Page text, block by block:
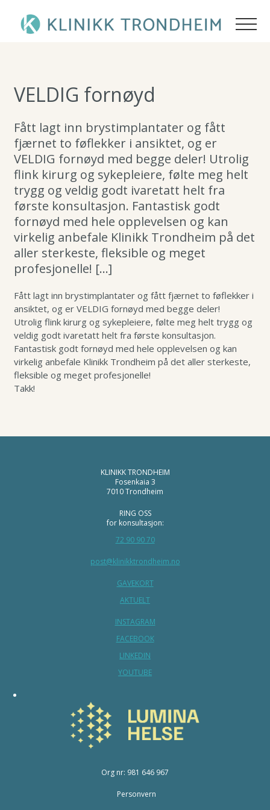
Armplastikk Brystreduksjon
Gynekomasti Øreplastikk
Arrkorreksjon Bukplastikk
Lårplastikk Øyelokk
Brystforstørring Fettransplantasjon
Leppeløft
Brystforstørring eget fettFettsuging
Lipødem Svettebehandling
Lipødem
Kosmetisk/ Hud
ØNH
Priser
Om oss
Kontakt
Nanofett stamceller
Armplastikk
Brystreduksjon
Gynekomasti
Øreplastikk
Arrkorreksjon
Bukplastikk
Lårplastikk
Brystforstørring
Fettransplantasjon
Leppeløft
Småkirurgi
Sculptra
DermaPen 4
Kjemisk peeling
Restylane
Fraksjonert CO2 laser
Polynukleotider
Rosacea
Skinboosters
Pigmenteringer
Rynkebehandling
Se mer
VELDIG fornøyd
Fått lagt inn brystimplantater og fått
fjærnet to føflekker i ansiktet, og er
VELDIG fornøyd med begge deler! Utrolig
flink kirurg og sykepleiere, følte meg helt
trygg og veldig godt ivaretatt helt fra
første konsultasjon. Fantastisk godt
fornøyd med hele opplevelsen og kan
virkelig anbefale Klinikk Trondheim på det
aller sterkeste, fleksible og meget
profesjonelle! […]
Fått lagt inn brystimplantater og fått fjærnet to føflekker i
ansiktet, og er VELDIG fornøyd med begge deler!
Utrolig flink kirurg og sykepleiere, følte meg helt trygg og
veldig godt ivaretatt helt fra første konsultasjon.
Fantastisk godt fornøyd med hele opplevelsen og kan
virkelig anbefale Klinikk Trondheim på det aller sterkeste,
fleksible og meget profesjonelle!
Takk!
KLINIKK TRONDHEIM
Fosenkaia 3
7010 Trondheim
RING OSS
for konsultasjon:
72 90 90 70
post@klinikktrondheim.no
GAVEKORT
AKTUELT
INSTAGRAM
FACEBOOK
LINKEDIN
YOUTUBE
Org nr: 981 646 967
Personvern